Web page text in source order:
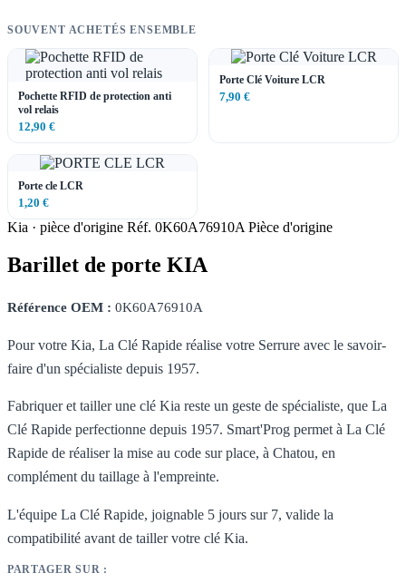
SOUVENT ACHETÉS ENSEMBLE
Pochette RFID de protection anti
vol relais
12,90 €
Porte Clé Voiture LCR
7,90 €
Porte cle LCR
1,20 €
Kia · pièce d'origine Réf. 0K60A76910A Pièce d'origine
Barillet de porte KIA
Référence OEM : 0K60A76910A
Pour votre Kia, La Clé Rapide réalise votre Serrure avec le savoir-
faire d'un spécialiste depuis 1957.
Fabriquer et tailler une clé Kia reste un geste de spécialiste, que La
Clé Rapide perfectionne depuis 1957. Smart'Prog permet à La Clé
Rapide de réaliser la mise au code sur place, à Chatou, en
complément du taillage à l'empreinte.
L'équipe La Clé Rapide, joignable 5 jours sur 7, valide la
compatibilité avant de tailler votre clé Kia.
PARTAGER SUR :